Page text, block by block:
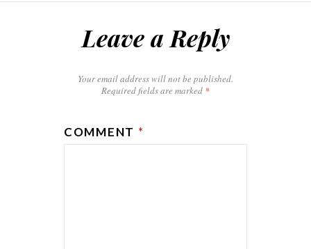
Leave a Reply
Your email address will not be published.
Required fields are marked *
COMMENT *